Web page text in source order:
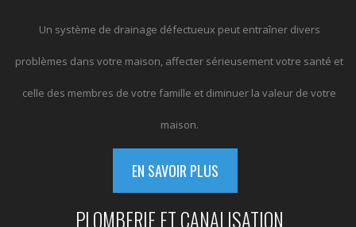
Un système de drainage défectueux peut entraîner divers
problèmes dans votre maison, affecter sérieusement votre santé et
celle des membres de votre famille et diminuer la valeur de votre
maison.
EN SAVOIR PLUS
PLOMBERIE ET CANALISATION